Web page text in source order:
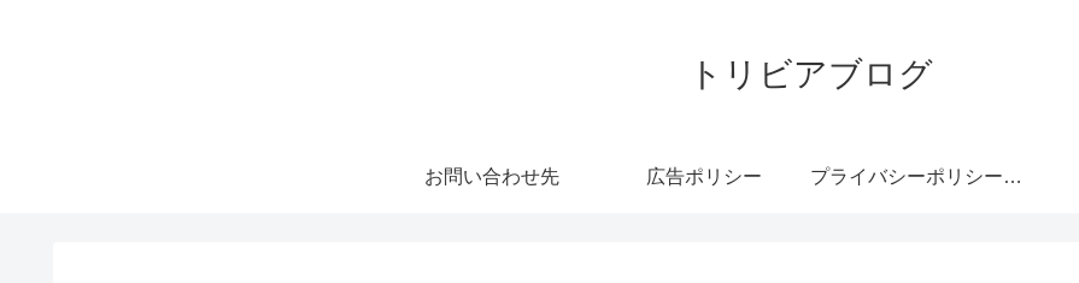
トリビアブログ
お問い合わせ先 広告ポリシー プライバシーポリシー・免責事項